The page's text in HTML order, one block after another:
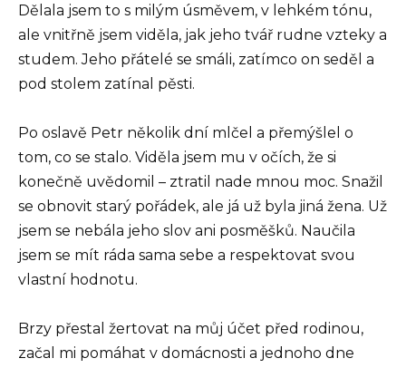
Dělala jsem to s milým úsměvem, v lehkém tónu,
ale vnitřně jsem viděla, jak jeho tvář rudne vzteky a
studem. Jeho přátelé se smáli, zatímco on seděl a
pod stolem zatínal pěsti.
Po oslavě Petr několik dní mlčel a přemýšlel o
tom, co se stalo. Viděla jsem mu v očích, že si
konečně uvědomil – ztratil nade mnou moc. Snažil
se obnovit starý pořádek, ale já už byla jiná žena. Už
jsem se nebála jeho slov ani posměšků. Naučila
jsem se mít ráda sama sebe a respektovat svou
vlastní hodnotu.
Brzy přestal žertovat na můj účet před rodinou,
začal mi pomáhat v domácnosti a jednoho dne